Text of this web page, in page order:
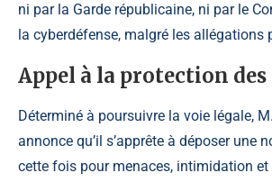
ni par la Garde républicaine, ni par le
la cyberdéfense, malgré les allégations
Appel à la protection
Déterminé à poursuivre la voie légale,
annonce qu’il s’apprête à déposer une
cette fois pour menaces, intimidation